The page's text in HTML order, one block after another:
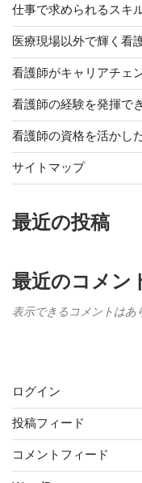
仕事で求められるスキ
医療現場以外で輝く看
看護師がキャリアチェ
看護師の経験を発揮で
看護師の資格を活かし
サイトマップ
最近の投稿
最近のコメン
表示できるコメントはあ
ログイン
投稿フィード
コメントフィード